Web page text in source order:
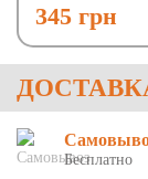
345 грн
Бесплатно